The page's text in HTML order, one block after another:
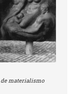
de materialismo